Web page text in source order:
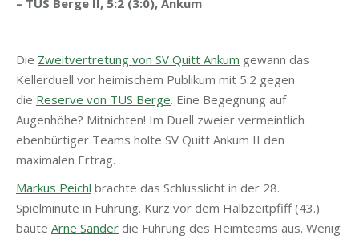
– TUS Berge II, 5:2 (3:0), Ankum
Die Zweitvertretung von SV Quitt Ankum gewann das
Kellerduell vor heimischem Publikum mit 5:2 gegen
die Reserve von TUS Berge. Eine Begegnung auf
Augenhöhe? Mitnichten! Im Duell zweier vermeintlich
ebenbürtiger Teams holte SV Quitt Ankum II den
maximalen Ertrag.
Markus Peichl brachte das Schlusslicht in der 28.
Spielminute in Führung. Kurz vor dem Halbzeitpfiff (43.)
baute Arne Sander die Führung des Heimteams aus. Wenig